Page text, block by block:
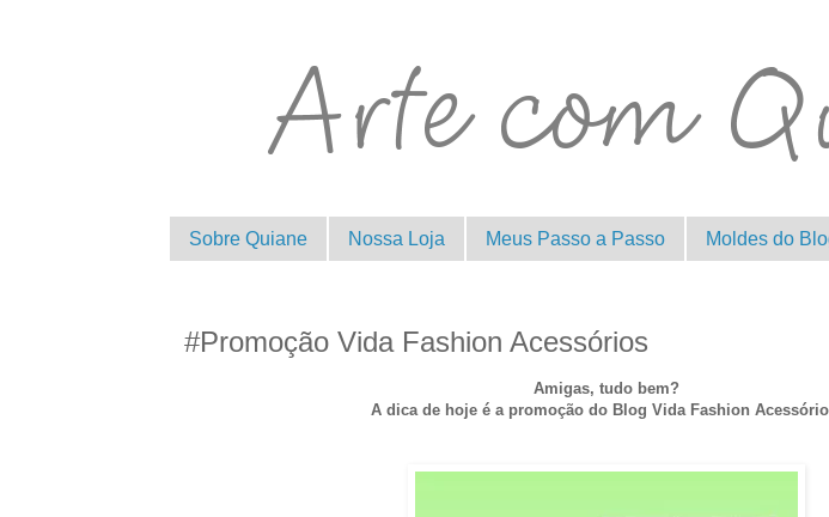
Sobre Quiane Nossa Loja Meus Passo a Passo Moldes do
#Promoção Vida Fashion Acessórios
Amigas, tudo bem?
A dica de hoje é a promoção do Blog Vida Fashion